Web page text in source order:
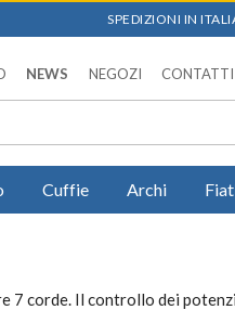
SPEDIZIONI IN
NEWS NEGOZI CONTATTI
Cuffie Archi
7 corde. Il controllo dei